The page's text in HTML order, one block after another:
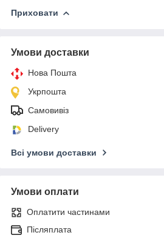
Приховати
Умови доставки
Нова Пошта
Укрпошта
Самовивіз
Delivery
Всі умови доставки
Умови оплати
Оплатити частинами
Післяплата